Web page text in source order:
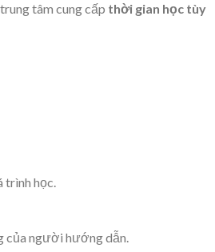
tâm cung cấp thời gian học tùy
trình học.
của người hướng dẫn.